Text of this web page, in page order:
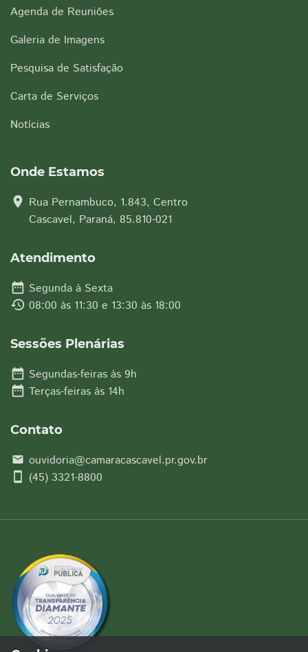
Agenda de Reuniões
Galeria de Imagens
Pesquisa de Satisfação
Carta de Serviços
Notícias
Onde Estamos
location_on Rua Pernambuco, 1.843, Centro
Cascavel, Paraná, 85.810-021
Atendimento
date_range Segunda à Sexta
history 08:00 às 11:30 e 13:30 às 18:00
Sessões Plenárias
date_range Segundas-feiras às 9h
date_range Terças-feiras às 14h
Contato
email ouvidoria@camaracascavel.pr.gov.br
smartphone (45) 3321-8800